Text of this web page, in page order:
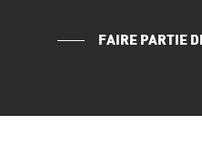
FAIRE PARTIE